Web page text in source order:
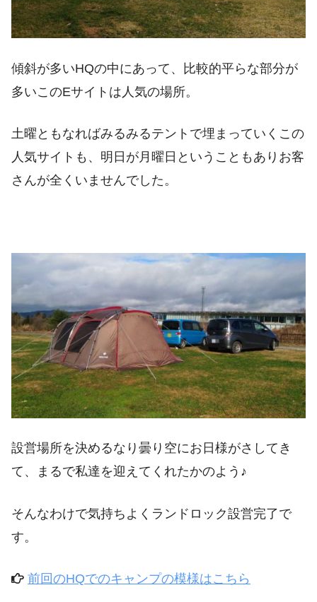
傾斜が多いHQの中にあって、比較的平らな部分が
多いこのEサイトは人気の場所。
土曜ともなればみるみるテントで埋まっていくこの
人気サイトも、明日が月曜日ということもありお客
さんが全くいませんでした。
設営場所を決めるなり曇り空にお日様がさしてき
て、まるで私達を迎えてくれたかのよう♪
そんなわけで気持ちよくランドロック設営完了で
す。
前回のHQでのキャンプの模様はこちら